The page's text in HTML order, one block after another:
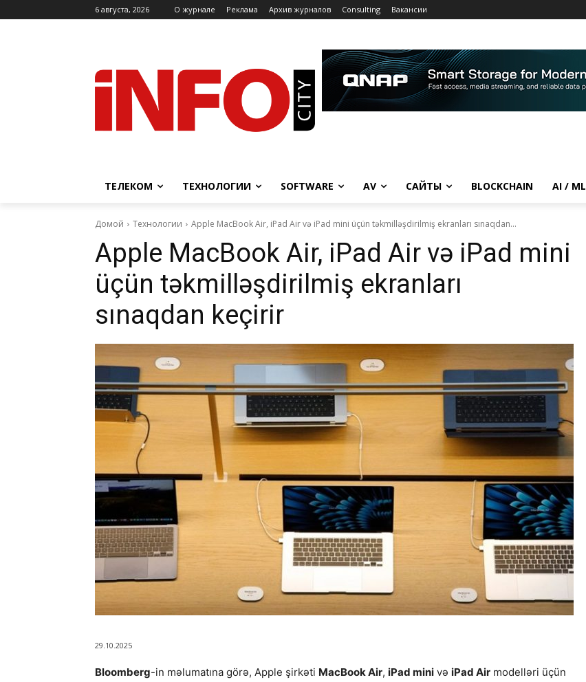
6 августа, 2026 O журнале Реклама Архив журналов Consulting Вакансии
ТЕЛЕКОМ ТЕХНОЛОГИИ SOFTWARE AV САЙТЫ BLOCKCHAIN AI / ML
Домой Технологии Apple MacBook Air, iPad Air və iPad mini üçün təkmilləşdirilmiş ekranları sınaqdan...
Apple MacBook Air, iPad Air və iPad mini
üçün təkmilləşdirilmiş ekranları
sınaqdan keçirir
29.10.2025
Bloomberg-in məlumatına görə, Apple şirkəti MacBook Air, iPad mini və iPad Air modelləri üçün